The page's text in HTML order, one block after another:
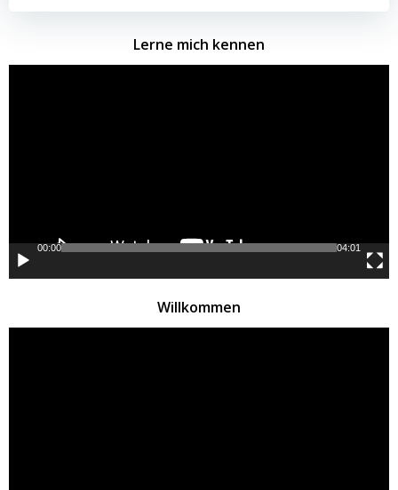
Lerne mich kennen
00:00 04:01
Willkommen